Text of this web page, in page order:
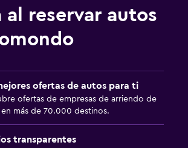
al reservar autos
ofertas de autos para ti
ofertas de empresas de arriendo de
más de 70.000 destinos.
transparentes